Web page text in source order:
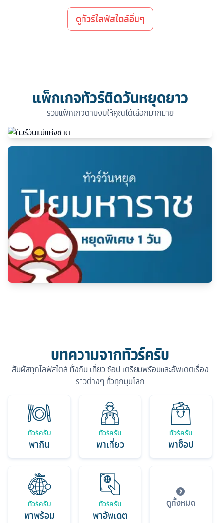
ดูทัวร์ไลฟ์สไตล์อื่นๆ
แพ็กเกจทัวร์ติดวันหยุดยาว
รวมแพ็กเกจตามงบให้คุณได้เลือกมากมาย
บทความจากทัวร์ครับ
สัมผัสทุกไลฟ์สไตล์ ทั้งกิน เที่ยว ช้อป เตรียมพร้อมและอัพเดตเรื่อง
ราวต่างๆ ทั่วทุกมุมโลก
ทัวร์ครับ
พากิน
ทัวร์ครับ
พาเที่ยว
ทัวร์ครับ
พาช็อป
ทัวร์ครับ
พาพร้อม
ทัวร์ครับ
พาอัพเดต
ดูทั้งหมด